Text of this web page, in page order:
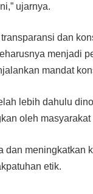
ujarnya.
dan
menjadi
mandat
lebih dahulu
oleh
dan meningkatkan
etik.